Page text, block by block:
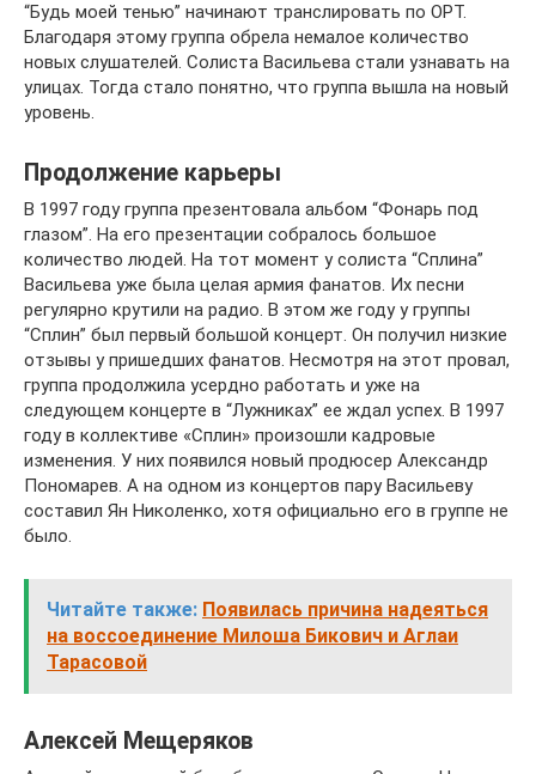
“Будь моей тенью” начинают транслировать по ОРТ.
Благодаря этому группа обрела немалое количество
новых слушателей. Солиста Васильева стали узнавать на
улицах. Тогда стало понятно, что группа вышла на новый
уровень.
Продолжение карьеры
В 1997 году группа презентовала альбом “Фонарь под
глазом”. На его презентации собралось большое
количество людей. На тот момент у солиста “Сплина”
Васильева уже была целая армия фанатов. Их песни
регулярно крутили на радио. В этом же году у группы
“Сплин” был первый большой концерт. Он получил низкие
отзывы у пришедших фанатов. Несмотря на этот провал,
группа продолжила усердно работать и уже на
следующем концерте в “Лужниках” ее ждал успех. В 1997
году в коллективе «Сплин» произошли кадровые
изменения. У них появился новый продюсер Александр
Пономарев. А на одном из концертов пару Васильеву
составил Ян Николенко, хотя официально его в группе не
было.
Читайте также: Появилась причина надеяться
на воссоединение Милоша Бикович и Аглаи
Тарасовой
Алексей Мещеряков